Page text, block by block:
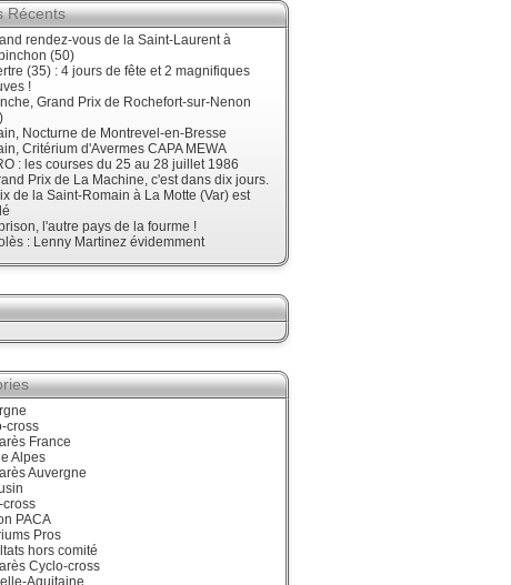
Récents
rendez-vous de la Saint-Laurent à
(50)
(35) : 4 jours de fête et 2 magnifiques
!
Grand Prix de Rochefort-sur-Nenon
Nocturne de Montrevel-en-Bresse
Critérium d'Avermes CAPA MEWA
: les courses du 25 au 28 juillet 1986
Prix de La Machine, c'est dans dix jours.
de la Saint-Romain à La Motte (Var) est
l'autre pays de la fourme !
: Lenny Martinez évidemment
cross
France
Alpes
Auvergne
cross
PACA
Pros
hors comité
Cyclo-cross
Aquitaine